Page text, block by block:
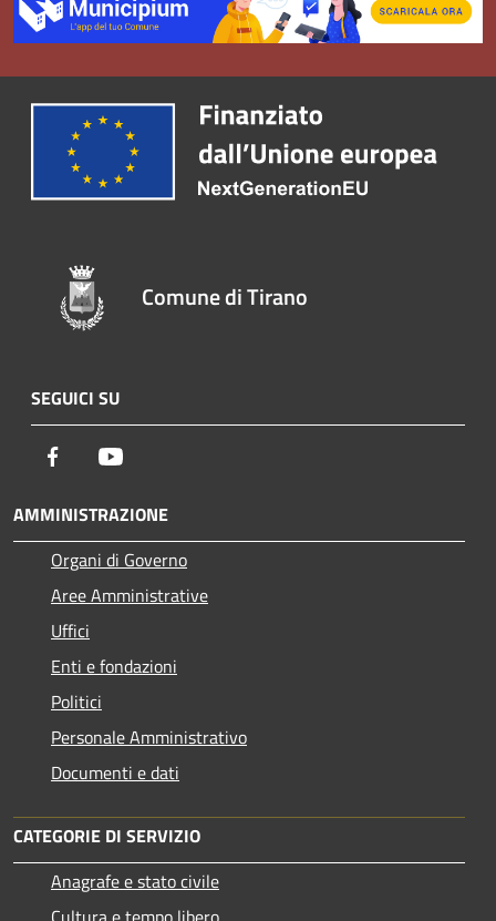
Comune di Tirano
SEGUICI SU
Facebook
AMMINISTRAZIONE
Organi di Governo
Aree Amministrative
Uffici
Enti e fondazioni
Politici
Personale Amministrativo
Documenti e dati
CATEGORIE DI SERVIZIO
Anagrafe e stato civile